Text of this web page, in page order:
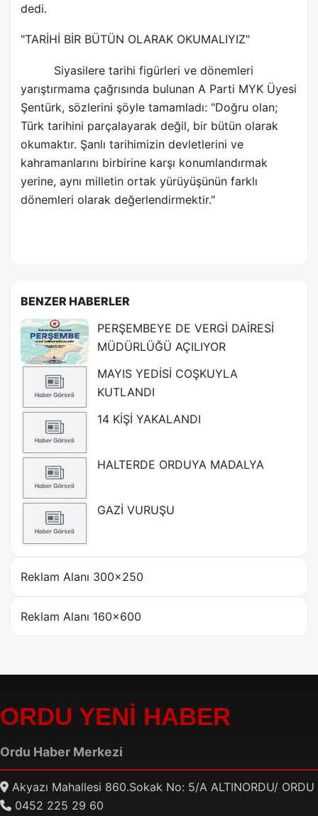
dedi.
"TARİHİ BİR BÜTÜN OLARAK OKUMALIYIZ"
Siyasilere tarihi figürleri ve dönemleri
yarıştırmama çağrısında bulunan A Parti MYK Üyesi
Şentürk, sözlerini şöyle tamamladı: "Doğru olan;
Türk tarihini parçalayarak değil, bir bütün olarak
okumaktır. Şanlı tarihimizin devletlerini ve
kahramanlarını birbirine karşı konumlandırmak
yerine, aynı milletin ortak yürüyüşünün farklı
dönemleri olarak değerlendirmektir."
BENZER HABERLER
PERŞEMBEYE DE VERGİ DAİRESİ
MÜDÜRLÜĞÜ AÇILIYOR
MAYIS YEDİSİ COŞKUYLA
KUTLANDI
14 KİŞİ YAKALANDI
HALTERDE ORDUYA MADALYA
GAZİ VURUŞU
Reklam Alanı 300×250
Reklam Alanı 160×600
ORDU YENİ HABER
Ordu Haber Merkezi
Akyazı Mahallesi 860.Sokak No: 5/A ALTINORDU/ ORDU
0452 225 29 60